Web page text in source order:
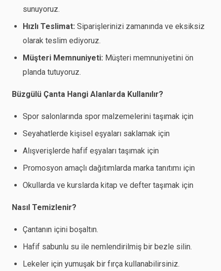
sunuyoruz.
Hızlı Teslimat: Siparişlerinizi zamanında ve eksiksiz
olarak teslim ediyoruz.
Müşteri Memnuniyeti: Müşteri memnuniyetini ön
planda tutuyoruz.
Büzgülü Çanta Hangi Alanlarda Kullanılır?
Spor salonlarında spor malzemelerini taşımak için
Seyahatlerde kişisel eşyaları saklamak için
Alışverişlerde hafif eşyaları taşımak için
Promosyon amaçlı dağıtımlarda marka tanıtımı için
Okullarda ve kurslarda kitap ve defter taşımak için
Nasıl Temizlenir?
Çantanın içini boşaltın.
Hafif sabunlu su ile nemlendirilmiş bir bezle silin.
Lekeler için yumuşak bir fırça kullanabilirsiniz.